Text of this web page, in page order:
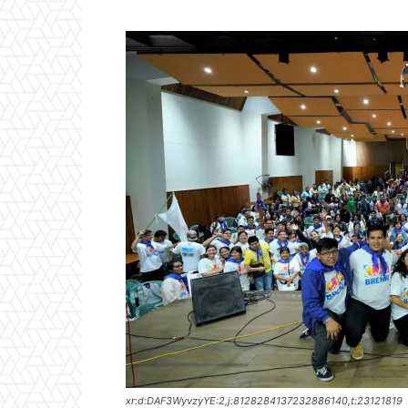
xr:d:DAF3WyvzyYE:2,j:8128284137232886140,t:23121819